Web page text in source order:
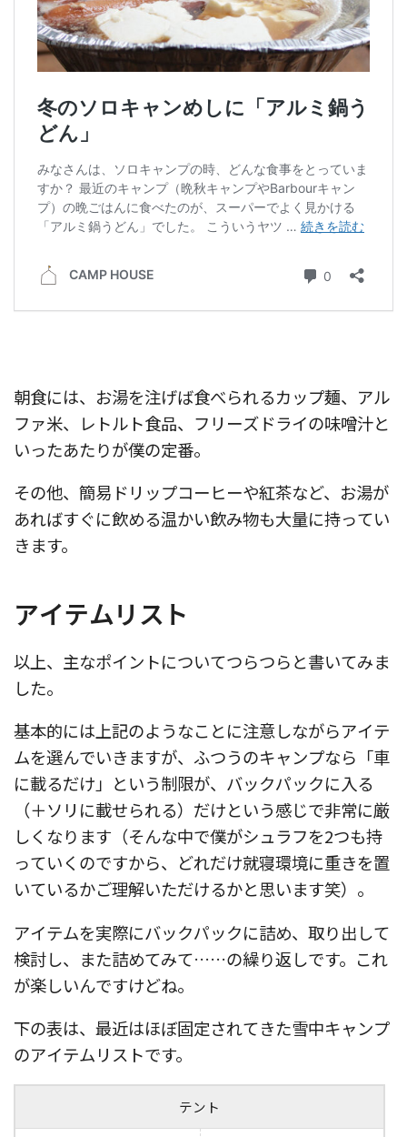
朝食には、お湯を注げば食べられるカップ麺、アル
ファ米、レトルト食品、フリーズドライの味噌汁と
いったあたりが僕の定番。
その他、簡易ドリップコーヒーや紅茶など、お湯が
あればすぐに飲める温かい飲み物も大量に持ってい
きます。
アイテムリスト
以上、主なポイントについてつらつらと書いてみま
した。
基本的には上記のようなことに注意しながらアイテ
ムを選んでいきますが、ふつうのキャンプなら「車
に載るだけ」という制限が、バックパックに入る
（＋ソリに載せられる）だけという感じで非常に厳
しくなります（そんな中で僕がシュラフを2つも持
っていくのですから、どれだけ就寝環境に重きを置
いているかご理解いただけるかと思います笑）。
アイテムを実際にバックパックに詰め、取り出して
検討し、また詰めてみて……の繰り返しです。これ
が楽しいんですけどね。
下の表は、最近はほぼ固定されてきた雪中キャンプ
のアイテムリストです。
テント